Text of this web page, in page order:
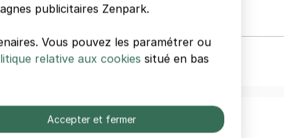
Voir plus
Votre paiement en toute confiance
publicitaires Zenpark.
Vous pouvez les paramétrer ou
relative aux cookies situé en bas
Accepter et fermer